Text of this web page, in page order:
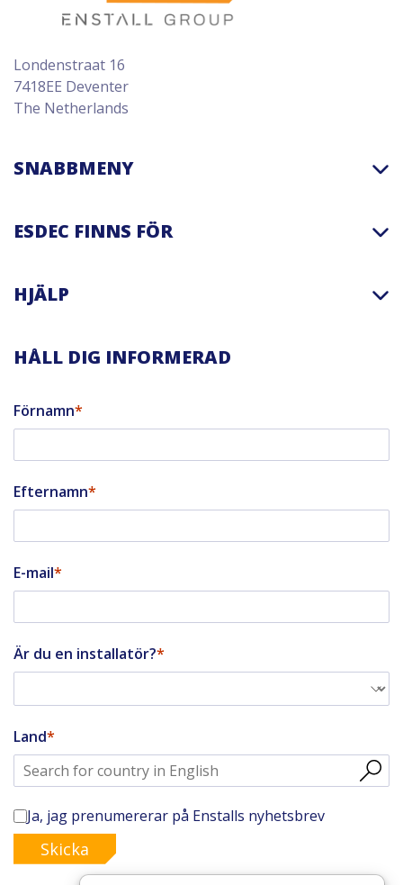
Londenstraat 16
7418EE Deventer
The Netherlands
SNABBMENY
ESDEC FINNS FÖR
HJÄLP
HÅLL DIG INFORMERAD
Förnamn
Efternamn
E-mail
Är du en installatör?
Land
Ja, jag prenumererar på Enstalls nyhetsbrev
Skicka